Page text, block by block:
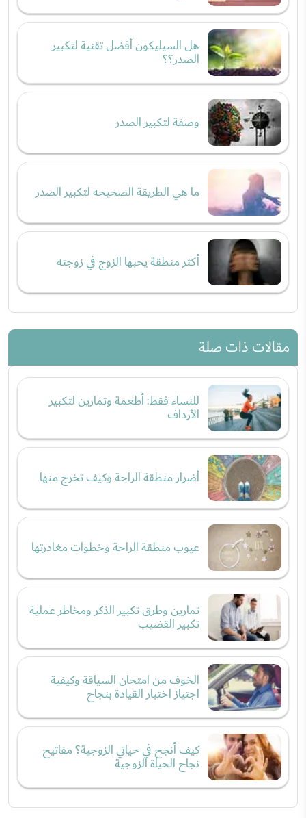
هل السيليكون أفضل تقنية لتكبير
الصدر؟؟
وصفة لتكبير الصدر
ما هي الطريقة الصحيحه لتكبير الصدر
أكثر منطقة يحبها الزوج في زوجته
مقالات ذات صلة
للنساء فقط: أطعمة وتمارين لتكبير
الأرداف
أضرار منطقة الراحة وكيف تخرج منها
عيوب منطقة الراحة وخطوات مغادرتها
تمارين وطرق تكبير الذكر ومخاطر عملية
تكبير القضيب
الخوف من امتحان السياقة وكيفية
اجتياز اختبار القيادة بنجاح
كيف أنجح في حياتي الزوجية؟ مفاتيح
نجاح الحياة الزوجية